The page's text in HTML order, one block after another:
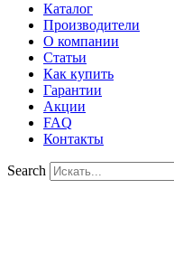
Каталог
Производители
О компании
Статьи
Как купить
Гарантии
Акции
FAQ
Контакты
Search